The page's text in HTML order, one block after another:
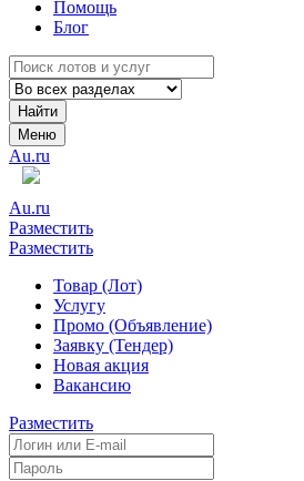
Помощь
Блог
Найти
Меню
Au.ru
Au.ru
Разместить
Разместить
Товар (Лот)
Услугу
Промо (Объявление)
Заявку (Тендер)
Новая акция
Вакансию
Разместить